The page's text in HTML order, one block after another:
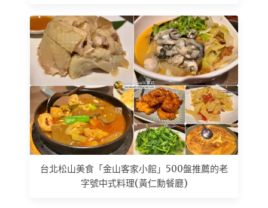
台北松山美食「金山客家小館」500盤推薦的老
字號中式料理(黃仁勳餐廳)